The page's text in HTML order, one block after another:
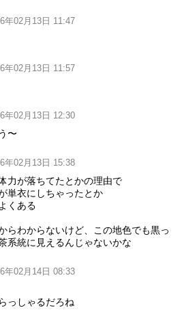
02月13日 11:47
02月13日 11:57
02月13日 12:30
〜
02月13日 15:38
力が落ちてたとかの理由で
単衣にしちゃったとか
くある
らわからないけど、この地色でも黒っ
系統に見えるんじゃないかな
02月14日 08:33
っしゃるだろね